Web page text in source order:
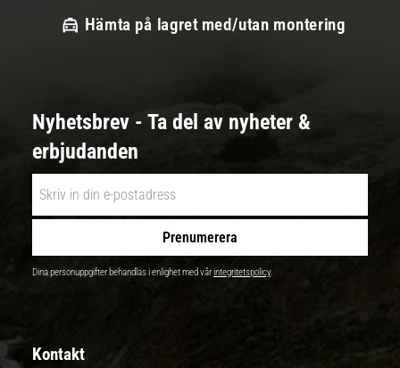
Hämta på lagret med/utan montering
Nyhetsbrev - Ta del av nyheter &
erbjudanden
Prenumerera
Dina personuppgifter behandlas i enlighet med vårintegritetspolicy.
Kontakt